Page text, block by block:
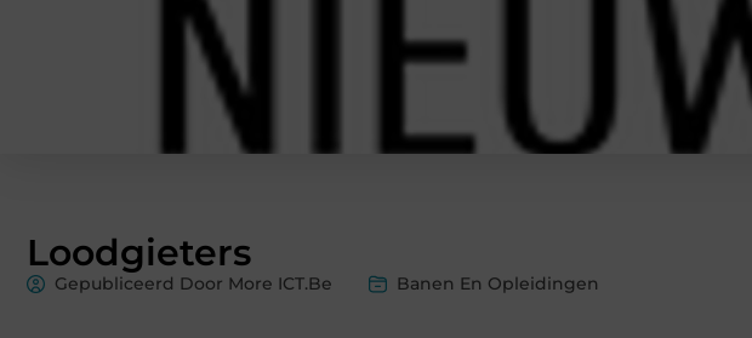
Loodgieters
Gepubliceerd Door More ICT.Be Banen En Opleidingen